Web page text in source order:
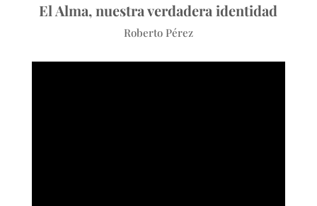
El Alma, nuestra verdadera identidad
Roberto Pérez